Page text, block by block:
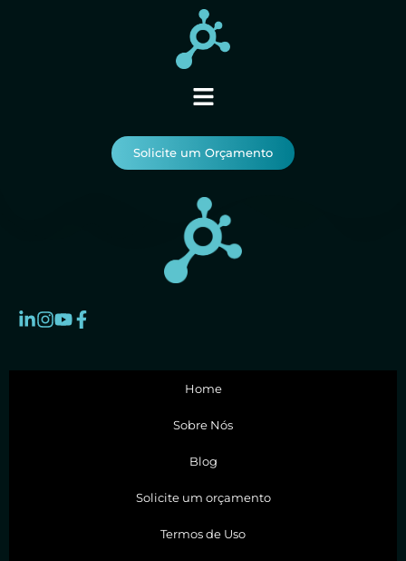
Solicite um Orçamento
Home
Sobre Nós
Blog
Solicite um orçamento
Termos de Uso